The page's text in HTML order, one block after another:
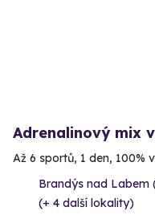
Adrenalinový mix
Až 6 sportů, 1 den, 100%
Brandýs nad Labem
(+ 4 další lokality)